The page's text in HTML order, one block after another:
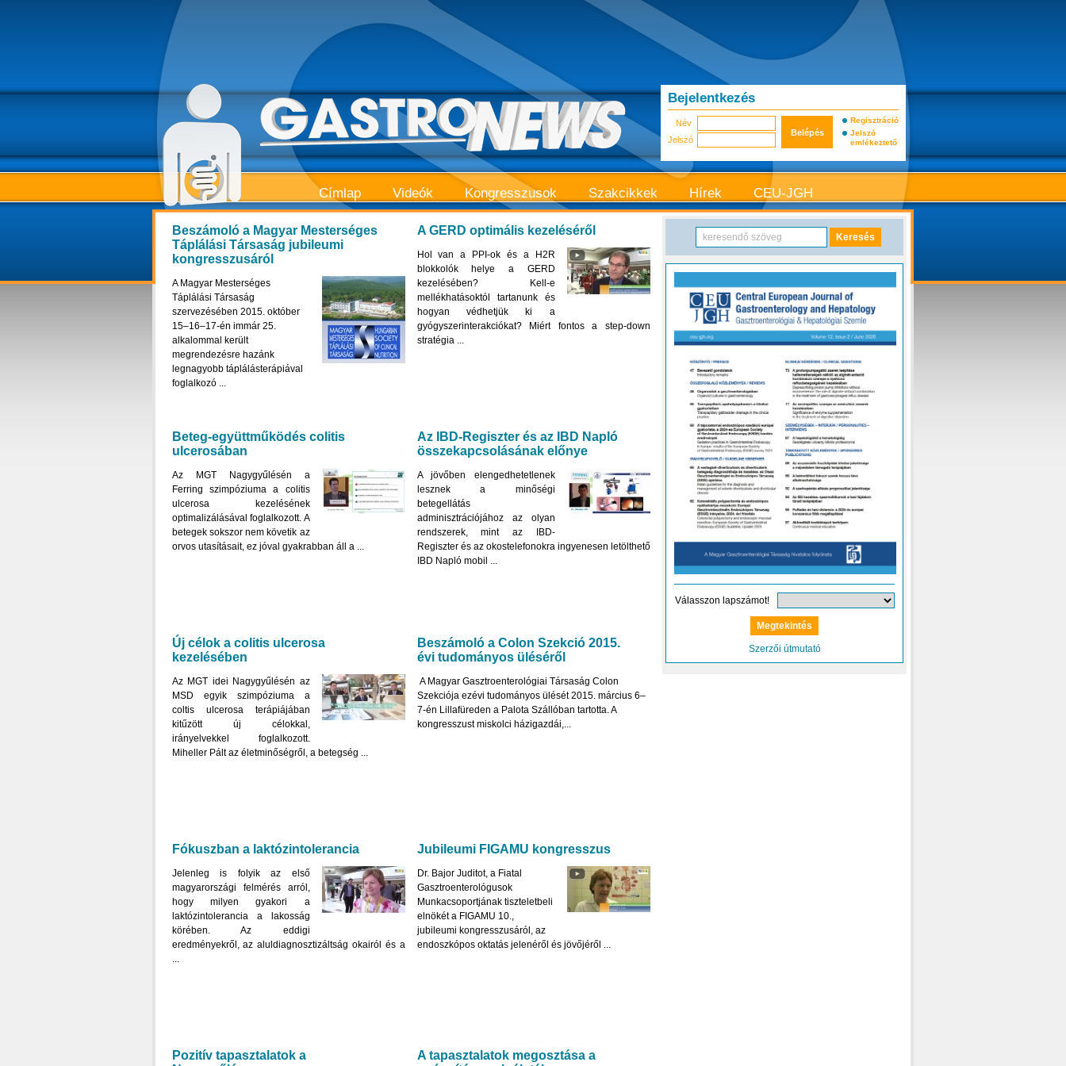
Bejelentkezés
Regisztráció
Jelszó
emlékeztető
Név
Jelszó
Címlap Videók Kongresszusok Szakcikkek Hírek CEU-JGH
Beszámoló a Magyar Mester­séges
Táplálási Társaság jubileumi
kongresszusáról
A Magyar Mesterséges
Táplálási Társaság
szervezésében 2015. október
15–16–17-én immár 25.
alkalommal került
megrendezésre hazánk
legnagyobb táplálásterápiával
foglalkozó ...
Beteg-együttműködés colitis
ulcerosában
Az MGT Nagygyűlésén a
Ferring szimpóziuma a colitis
ulcerosa kezelésének
optimalizálásával foglalkozott. A
betegek sokszor nem követik az
orvos utasításait, ez jóval gyakrabban áll a ...
Új célok a colitis ulcerosa
kezelésében
Az MGT idei Nagygyűlésén az
MSD egyik szimpóziuma a
coltis ulcerosa terápiájában
kitűzött új célokkal,
irányelvekkel foglalkozott.
Miheller Pált az életminőségről, a betegség ...
Fókuszban a laktózintolerancia
Jelenleg is folyik az első
magyarországi felmérés arról,
hogy milyen gyakori a
laktózintolerancia a lakosság
körében. Az eddigi
eredményekről, az aluldiagnosztizáltság okairól és a
...
Pozitív tapasztalatok a
A GERD optimális kezeléséről
Hol van a PPI-ok és a H2R
blokkolók helye a GERD
kezelésében? Kell-e
mellékhatásoktól tartanunk és
hogyan védhetjük ki a
gyógyszerinterakciókat? Miért fontos a step-down
stratégia ...
Az IBD-Regiszter és az IBD Napló
összekapcsolásának előnye
A jövőben elengedhetetlenek
lesznek a minőségi
betegellátás
adminisztrációjához az olyan
rendszerek, mint az IBD-
Regiszter és az okostelefonokra ingyenesen letölthető
IBD Napló mobil ...
Beszámoló a Colon Szekció 2015.
évi tudományos üléséről
A Magyar Gasztroenterológiai Társaság Colon
Szekciója ezévi tudományos ülését 2015. március 6–
7-én Lillafüreden a Palota Szállóban tartotta. A
kongresszust miskolci házigazdái,...
Jubileumi FIGAMU kongresszus
Dr. Bajor Juditot, a Fiatal
Gasztroenterológusok
Munkacsoportjának tiszteletbeli
elnökét a FIGAMU 10.,
jubileumi kongresszusáról, az
endoszkópos oktatás jelenéről és jövőjéről ...
A tapasztalatok megosztása a
Válasszon lapszámot!
Szerzői útmutató